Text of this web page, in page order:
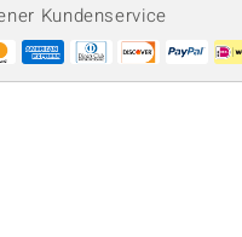
Kundenservice